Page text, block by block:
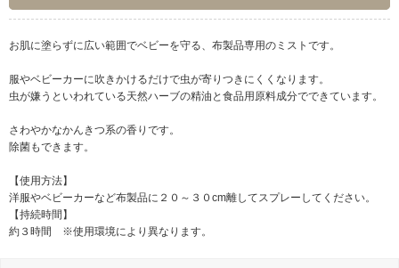
お肌に塗らずに広い範囲でベビーを守る、布製品専用のミストです。
服やベビーカーに吹きかけるだけで虫が寄りつきにくくなります。
虫が嫌うといわれている天然ハーブの精油と食品用原料成分でできています。
さわやかなかんきつ系の香りです。
除菌もできます。
【使用方法】
洋服やベビーカーなど布製品に２０～３０cm離してスプレーしてください。
【持続時間】
約３時間 ※使用環境により異なります。